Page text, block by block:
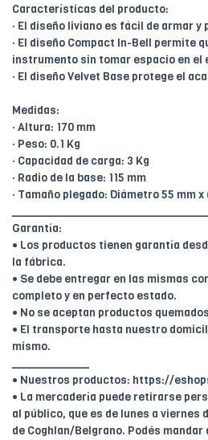
Características del producto:
· El diseño liviano es fácil de armar
· El diseño Compact In-Bell permite
instrumento sin tomar espacio en el
· El diseño Velvet Base protege el
Medidas:
· Altura: 170 mm
· Peso: 0.1 Kg
· Capacidad de carga: 3 Kg
· Radio de la base: 115 mm
· Tamaño plegado: Diámetro 55 mm
Garantía:
• Los productos tienen garantía
la fábrica.
• Se debe entregar en las mismas
completo y en perfecto estado.
• No se aceptan productos
• El transporte hasta nuestro
mismo.
• Nuestros productos: https://
• La mercadería puede retirarse
al público, que es de lunes a viernes
de Coghlan/Belgrano. Podés